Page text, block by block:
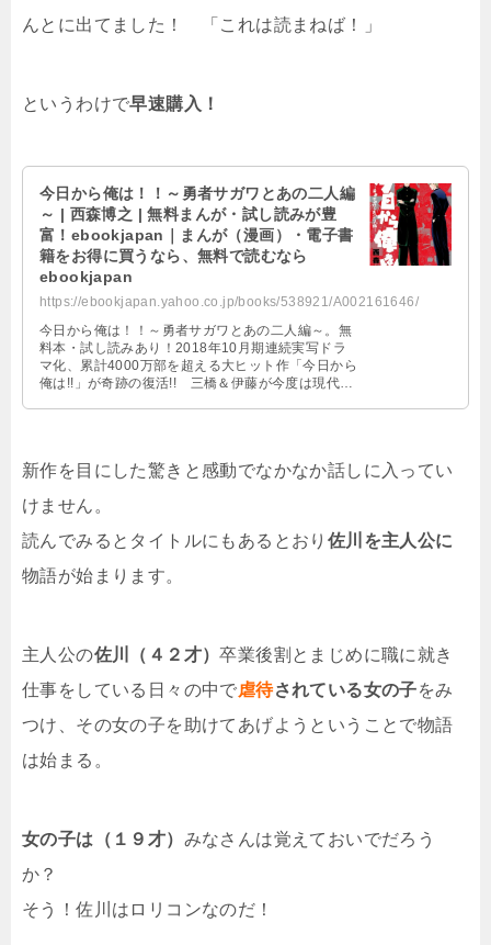
んとに出てました！ 「これは読まねば！」
というわけで早速購入！
今日から俺は！！～勇者サガワとあの二人編
～ | 西森博之 | 無料まんが・試し読みが豊
富！ebookjapan｜まんが（漫画）・電子書
籍をお得に買うなら、無料で読むなら
ebookjapan
https://ebookjapan.yahoo.co.jp/books/538921/A002161646/
今日から俺は！！～勇者サガワとあの二人編～。無
料本・試し読みあり！2018年10月期連続実写ドラ
マ化、累計4000万部を超える大ヒット作「今日から
俺は!!」が奇跡の復活!! 三橋＆伊藤が今度は現代で
新作を目にした驚きと感動でなかなか話しに入ってい
けません。
読んでみるとタイトルにもあるとおり 佐川を主人公に
物語が始まります。
主人公の佐川（４２才）卒業後割とまじめに職に就き
仕事をしている日々の中で虐待されている女の子をみ
つけ、その女の子を助けてあげようということで物語
は始まる。
女の子は（１９才） みなさんは覚えておいでだろう
か？
そう！佐川はロリコンなのだ！